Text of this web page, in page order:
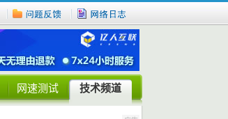
网速测试 技术频道